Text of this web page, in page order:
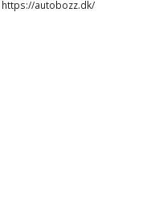
https://autobozz.dk/